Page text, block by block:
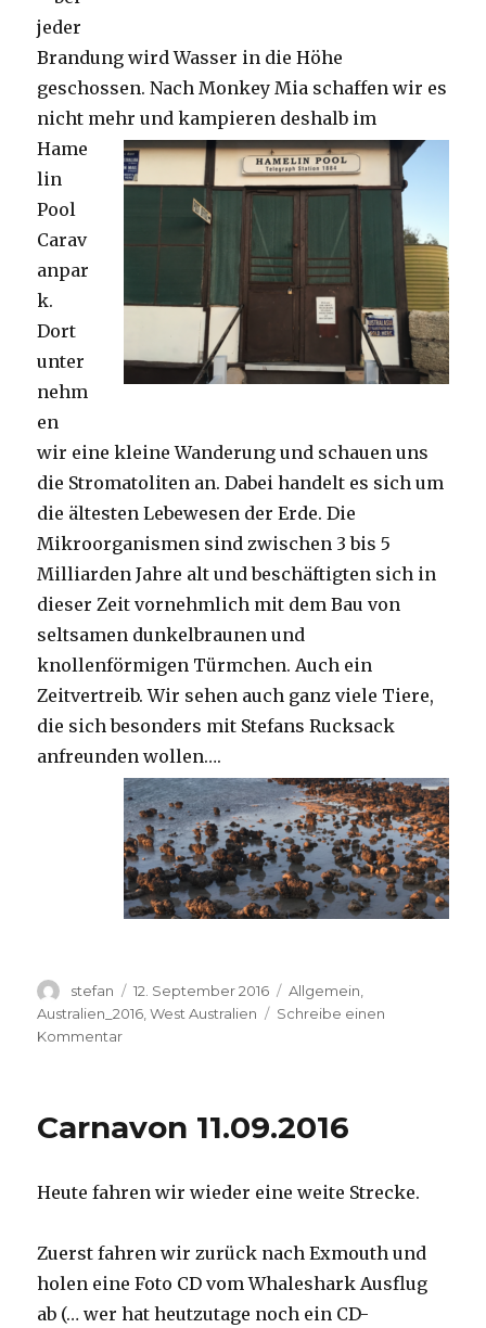
jeder
Brandung wird Wasser in die Höhe
geschossen. Nach Monkey Mia schaffen wir es
nicht mehr und kampieren deshalb im
Hame
lin
Pool
Carav
anpar
k.
Dort
unter
nehm
en
wir eine kleine Wanderung und schauen uns
die Stromatoliten an. Dabei handelt es sich um
die ältesten Lebewesen der Erde. Die
Mikroorganismen sind zwischen 3 bis 5
Milliarden Jahre alt und beschäftigten sich in
dieser Zeit vornehmlich mit dem Bau von
seltsamen dunkelbraunen und
knollenförmigen Türmchen. Auch ein
Zeitvertreib. Wir sehen auch ganz viele Tiere,
die sich besonders mit Stefans Rucksack
anfreunden wollen….
Autor
stefan
Veröffentlicht
am
12. September 2016 Kategorien
Allgemein
Australien_2016 ,West Australien
Schreibe einen
Kommentarzu
Carnavon 11.09.2016
Heute fahren wir wieder eine weite Strecke.
Zuerst fahren wir zurück nach Exmouth und
holen eine Foto CD vom Whaleshark Ausflug
ab (… wer hat heutzutage noch ein CD-